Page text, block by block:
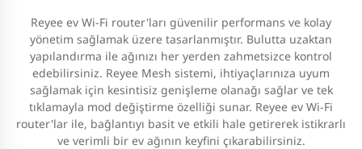
Reyee ev Wi-Fi router'ları güvenilir performans ve kolay
yönetim sağlamak üzere tasarlanmıştır. Bulutta uzaktan
yapılandırma ile ağınızı her yerden zahmetsizce kontrol
edebilirsiniz. Reyee Mesh sistemi, ihtiyaçlarınıza uyum
sağlamak için kesintisiz genişleme olanağı sağlar ve tek
tıklamayla mod değiştirme özelliği sunar. Reyee ev Wi-Fi
router'lar ile, bağlantıyı basit ve etkili hale getirerek istikrarlı
ve verimli bir ev ağının keyfini çıkarabilirsiniz.